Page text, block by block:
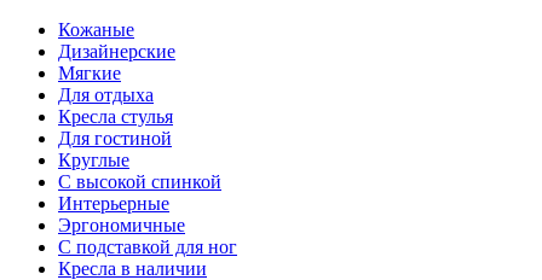
Кожаные
Дизайнерские
Мягкие
Для отдыха
Кресла стулья
Для гостиной
Круглые
С высокой спинкой
Интерьерные
Эргономичные
С подставкой для ног
Кресла в наличии